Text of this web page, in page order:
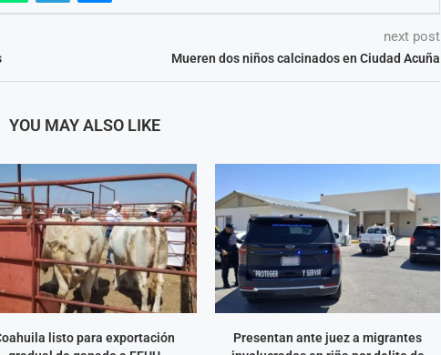
next post
Mueren dos niños calcinados en Ciudad Acuña
YOU MAY ALSO LIKE
listo para exportación
Presentan ante juez a migrantes